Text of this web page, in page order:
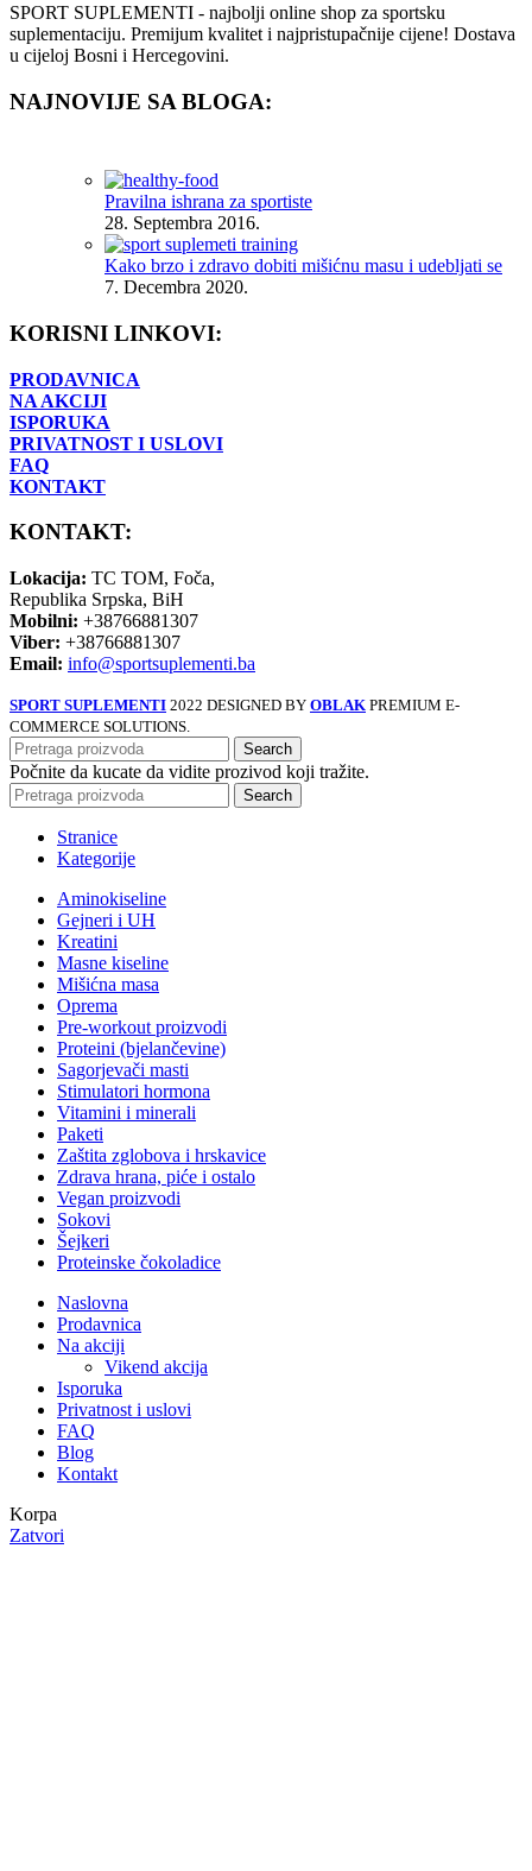
SPORT SUPLEMENTI - najbolji online shop za sportsku
suplementaciju. Premijum kvalitet i najpristupačnije cijene! Dostava
u cijeloj Bosni i Hercegovini.
NAJNOVIJE SA BLOGA:
Pravilna ishrana za sportiste
28. Septembra 2016.
Kako brzo i zdravo dobiti mišićnu masu i udebljati se
7. Decembra 2020.
KORISNI LINKOVI:
PRODAVNICA
NA AKCIJI
ISPORUKA
PRIVATNOST I USLOVI
FAQ
KONTAKT
KONTAKT:
Lokacija: TC TOM, Foča,
Republika Srpska, BiH
Mobilni: +38766881307
Viber: +38766881307
Email: info@sportsuplementi.ba
SPORT SUPLEMENTI 2022 DESIGNED BY OBLAK PREMIUM E-
COMMERCE SOLUTIONS.
Search
Počnite da kucate da vidite prozivod koji tražite.
Search
Stranice
Kategorije
Aminokiseline
Gejneri i UH
Kreatini
Masne kiseline
Mišićna masa
Oprema
Pre-workout proizvodi
Proteini (bjelančevine)
Sagorjevači masti
Stimulatori hormona
Vitamini i minerali
Paketi
Zaštita zglobova i hrskavice
Zdrava hrana, piće i ostalo
Vegan proizvodi
Sokovi
Šejkeri
Proteinske čokoladice
Naslovna
Prodavnica
Na akciji
Vikend akcija
Isporuka
Privatnost i uslovi
FAQ
Blog
Kontakt
Korpa
Zatvori